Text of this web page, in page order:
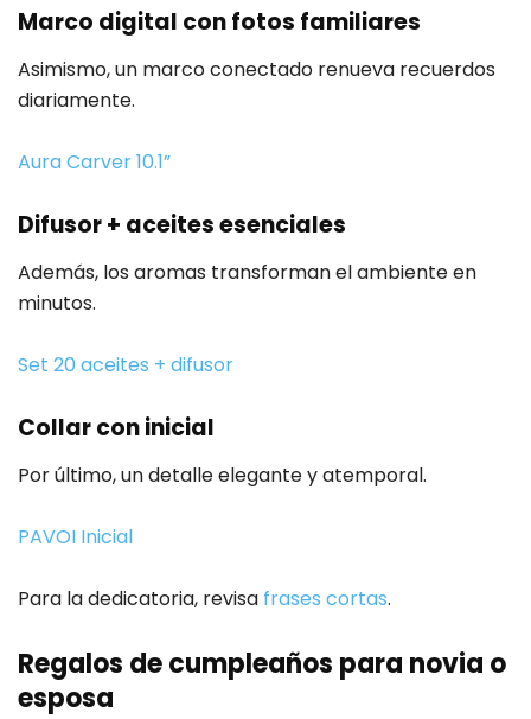
Marco digital con fotos familiares
Asimismo, un marco conectado renueva recuerdos
diariamente.
Aura Carver 10.1”
Difusor + aceites esenciales
Además, los aromas transforman el ambiente en
minutos.
Set 20 aceites + difusor
Collar con inicial
Por último, un detalle elegante y atemporal.
PAVOI Inicial
Para la dedicatoria, revisa frases cortas.
Regalos de cumpleaños para novia o
esposa